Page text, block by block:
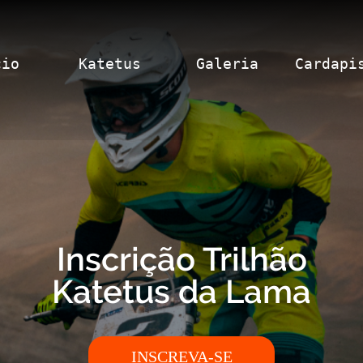
Katetus Galeria
Inscrição Trilhão
Katetus da Lama
INSCREVA-SE